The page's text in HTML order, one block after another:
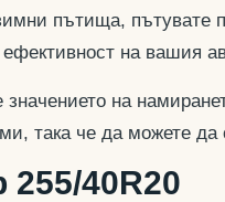
пътища, пътувате
ефективност на вашия
на
така че да можете да
255/40R20